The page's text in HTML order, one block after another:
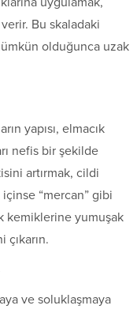
Bu skaladaki
olduğunca uzak
yapısı, elmacık
nefis bir şekilde
artırmak, cildi
“mercan” gibi
kemiklerine yumuşak
ve soluklaşmaya